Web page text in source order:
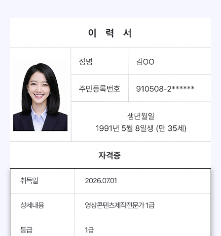
취득일 2026.07.01
상세내용 영상콘텐츠제작전문가 1급
등급 1급